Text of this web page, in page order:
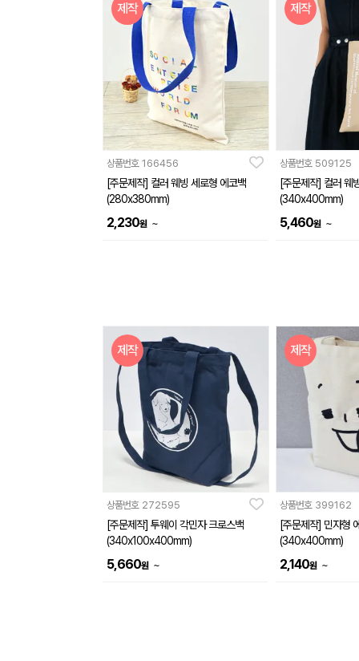
제작
상품번호 166456
[주문제작] 컬러 웨빙 세로형 에코백
(280x380mm)
2,230원 ~
제작
상품번호 509125
[주문제작] 컬러 웨
(340x400mm)
5,460원 ~
제작
상품번호 272595
[주문제작] 투웨이 각민자 크로스백
(340x100x400mm)
5,660원 ~
제작
상품번호 399162
[주문제작] 민자형
(340x400mm)
2,140원 ~